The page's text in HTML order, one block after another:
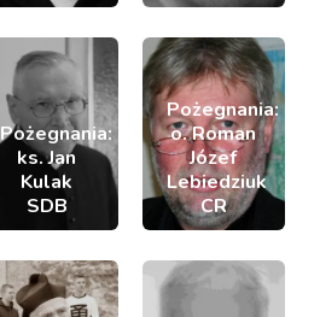
Pożegnania:
ks. Jan
Kulak
SDB
Pożegnania:
o. Roman
Józef
Lebiedziuk
CR